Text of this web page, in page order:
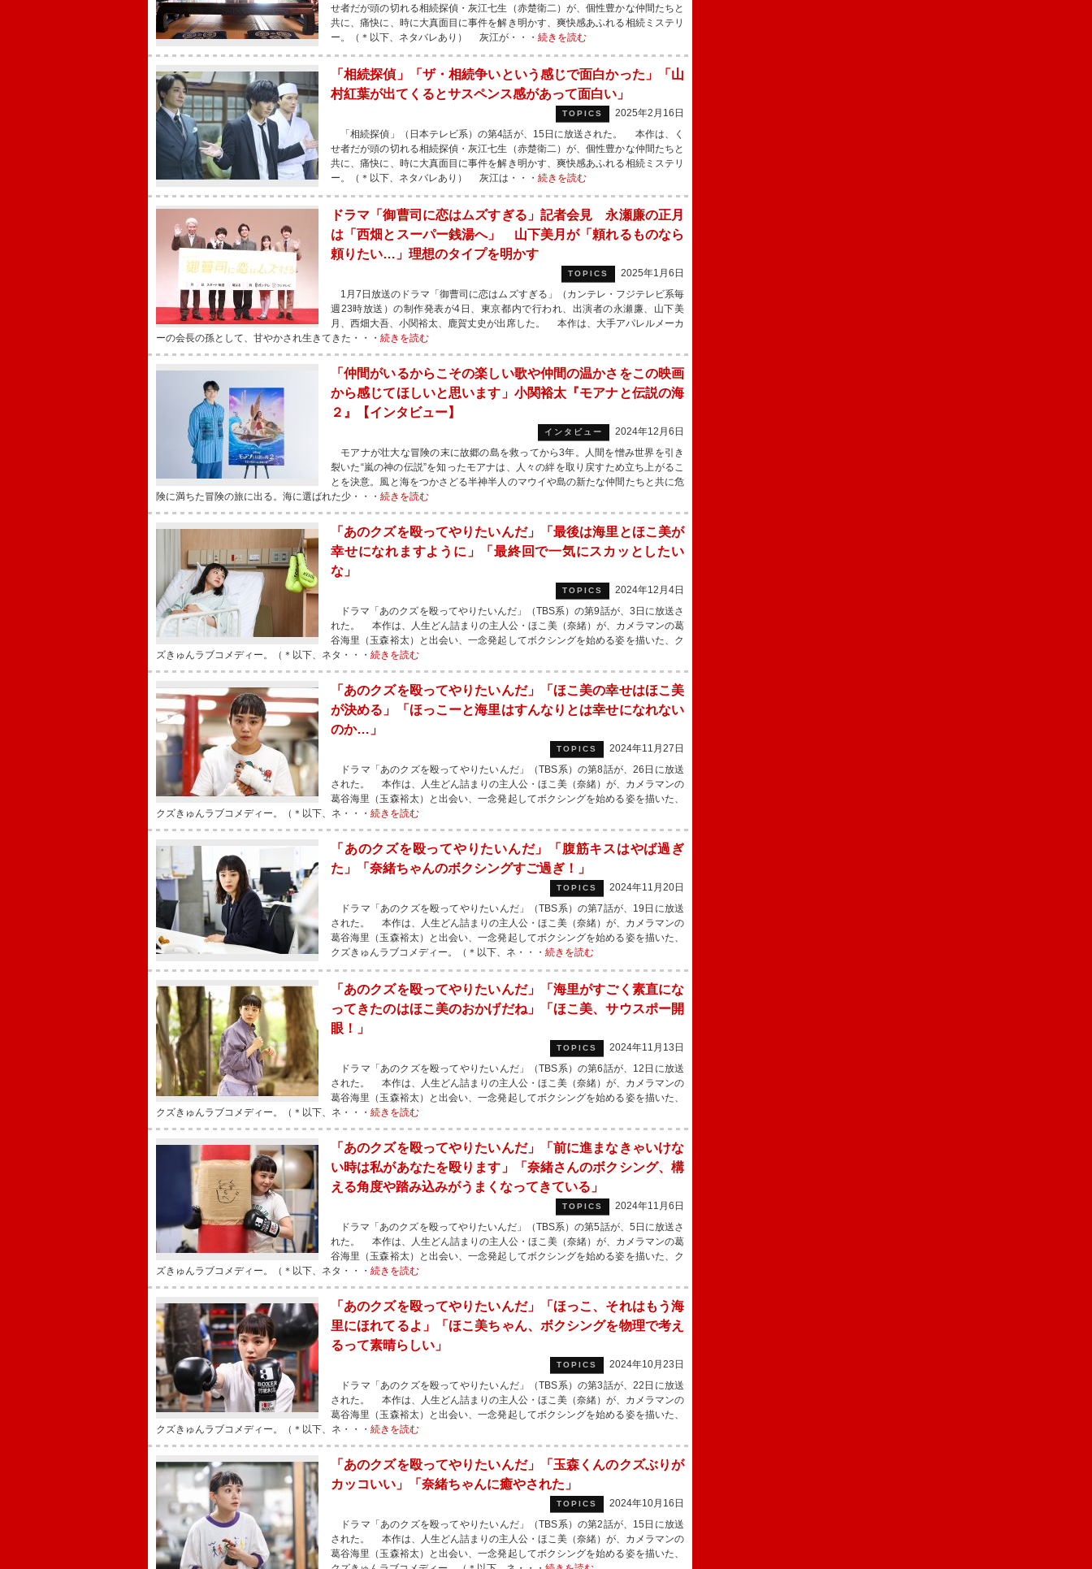
せ者だが頭の切れる相続探偵・灰江七生（赤楚衛二）が、個性豊かな仲間たちと
共に、痛快に、時に大真面目に事件を解き明かす、爽快感あふれる相続ミステリ
ー。（＊以下、ネタバレあり） 灰江が・・・ 続きを読む
「相続探偵」「ザ・相続争いという感じで面白かった」「山
村紅葉が出てくるとサスペンス感があって面白い」
TOPICS
2025年2月16日
「相続探偵」（日本テレビ系）の第4話が、15日に放送された。 本作は、く
せ者だが頭の切れる相続探偵・灰江七生（赤楚衛二）が、個性豊かな仲間たちと
共に、痛快に、時に大真面目に事件を解き明かす、爽快感あふれる相続ミステリ
ー。（＊以下、ネタバレあり） 灰江は・・・ 続きを読む
ドラマ「御曹司に恋はムズすぎる」記者会見 永瀬廉の正月
は「西畑とスーパー銭湯へ」 山下美月が「頼れるものなら
頼りたい…」理想のタイプを明かす
TOPICS
2025年1月6日
1月7日放送のドラマ「御曹司に恋はムズすぎる」（カンテレ・フジテレビ系毎
週23時放送）の制作発表が4日、東京都内で行われ、出演者の永瀬廉、山下美
月、西畑大吾、小関裕太、鹿賀丈史が出席した。 本作は、大手アパレルメーカ
ーの会長の孫として、甘やかされ生きてきた・・・ 続きを読む
「仲間がいるからこその楽しい歌や仲間の温かさをこの映画
から感じてほしいと思います」小関裕太『モアナと伝説の海
２』【インタビュー】
インタビュー
2024年12月6日
モアナが壮大な冒険の末に故郷の島を救ってから3年。人間を憎み世界を引き
裂いた“嵐の神の伝説”を知ったモアナは、人々の絆を取り戻すため立ち上がるこ
とを決意。風と海をつかさどる半神半人のマウイや島の新たな仲間たちと共に危
険に満ちた冒険の旅に出る。海に選ばれた少・・・ 続きを読む
「あのクズを殴ってやりたいんだ」「最後は海里とほこ美が
幸せになれますように」「最終回で一気にスカッとしたい
な」
TOPICS
2024年12月4日
ドラマ「あのクズを殴ってやりたいんだ」（TBS系）の第9話が、3日に放送さ
れた。 本作は、人生どん詰まりの主人公・ほこ美（奈緒）が、カメラマンの葛
谷海里（玉森裕太）と出会い、一念発起してボクシングを始める姿を描いた、ク
ズきゅんラブコメディー。（＊以下、ネタ・・・ 続きを読む
「あのクズを殴ってやりたいんだ」「ほこ美の幸せはほこ美
が決める」「ほっこーと海里はすんなりとは幸せになれない
のか…」
TOPICS
2024年11月27日
ドラマ「あのクズを殴ってやりたいんだ」（TBS系）の第8話が、26日に放送
された。 本作は、人生どん詰まりの主人公・ほこ美（奈緒）が、カメラマンの
葛谷海里（玉森裕太）と出会い、一念発起してボクシングを始める姿を描いた、
クズきゅんラブコメディー。（＊以下、ネ・・・ 続きを読む
「あのクズを殴ってやりたいんだ」「腹筋キスはやば過ぎ
た」「奈緒ちゃんのボクシングすご過ぎ！」
TOPICS
2024年11月20日
ドラマ「あのクズを殴ってやりたいんだ」（TBS系）の第7話が、19日に放送
された。 本作は、人生どん詰まりの主人公・ほこ美（奈緒）が、カメラマンの
葛谷海里（玉森裕太）と出会い、一念発起してボクシングを始める姿を描いた、
クズきゅんラブコメディー。（＊以下、ネ・・・ 続きを読む
「あのクズを殴ってやりたいんだ」「海里がすごく素直にな
ってきたのはほこ美のおかげだね」「ほこ美、サウスポー開
眼！」
TOPICS
2024年11月13日
ドラマ「あのクズを殴ってやりたいんだ」（TBS系）の第6話が、12日に放送
された。 本作は、人生どん詰まりの主人公・ほこ美（奈緒）が、カメラマンの
葛谷海里（玉森裕太）と出会い、一念発起してボクシングを始める姿を描いた、
クズきゅんラブコメディー。（＊以下、ネ・・・ 続きを読む
「あのクズを殴ってやりたいんだ」「前に進まなきゃいけな
い時は私があなたを殴ります」「奈緒さんのボクシング、構
える角度や踏み込みがうまくなってきている」
TOPICS
2024年11月6日
ドラマ「あのクズを殴ってやりたいんだ」（TBS系）の第5話が、5日に放送さ
れた。 本作は、人生どん詰まりの主人公・ほこ美（奈緒）が、カメラマンの葛
谷海里（玉森裕太）と出会い、一念発起してボクシングを始める姿を描いた、ク
ズきゅんラブコメディー。（＊以下、ネタ・・・ 続きを読む
「あのクズを殴ってやりたいんだ」「ほっこ、それはもう海
里にほれてるよ」「ほこ美ちゃん、ボクシングを物理で考え
るって素晴らしい」
TOPICS
2024年10月23日
ドラマ「あのクズを殴ってやりたいんだ」（TBS系）の第3話が、22日に放送
された。 本作は、人生どん詰まりの主人公・ほこ美（奈緒）が、カメラマンの
葛谷海里（玉森裕太）と出会い、一念発起してボクシングを始める姿を描いた、
クズきゅんラブコメディー。（＊以下、ネ・・・ 続きを読む
「あのクズを殴ってやりたいんだ」「玉森くんのクズぶりが
カッコいい」「奈緒ちゃんに癒やされた」
TOPICS
2024年10月16日
ドラマ「あのクズを殴ってやりたいんだ」（TBS系）の第2話が、15日に放送
された。 本作は、人生どん詰まりの主人公・ほこ美（奈緒）が、カメラマンの
葛谷海里（玉森裕太）と出会い、一念発起してボクシングを始める姿を描いた、